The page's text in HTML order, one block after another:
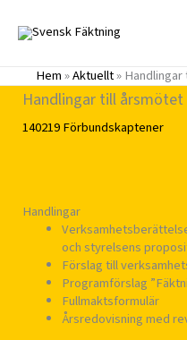
innehåll
Hem»Aktuellt»
Handlingar till årsmötet
140219Förbundskaptener
Handlingar
och styrelsens
Förslag till
Programförslag
Fullmaktsformulär
Årsredovisning med